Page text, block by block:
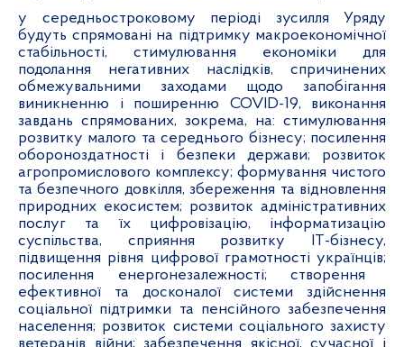
у середньостроковому періоді зусилля Уряду
будуть спрямовані на підтримку макроекономічної
стабільності, стимулювання економіки для
подолання негативних наслідків, спричинених
обмежувальними заходами щодо запобігання
виникненню і поширенню COVID-19, виконання
завдань спрямованих, зокрема, на: стимулювання
розвитку малого та середнього бізнесу; посилення
обороноздатності і безпеки держави; розвиток
агропромислового комплексу; формування чистого
та безпечного довкілля, збереження та відновлення
природних екосистем; розвиток адміністративних
послуг та їх цифровізацію, інформатизацію
суспільства, сприяння розвитку ІТ-бізнесу,
підвищення рівня цифрової грамотності українців;
посилення енергонезалежності;створення
ефективної та досконалої системи здійснення
соціальної підтримки та пенсійного забезпечення
населення; розвиток системи соціального захисту
ветеранів війни;забезпечення якісної, сучасної і